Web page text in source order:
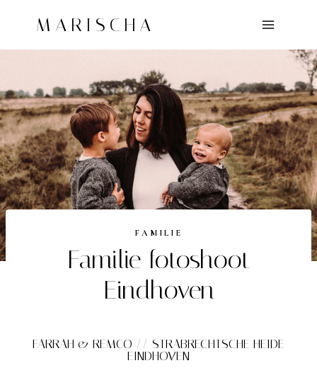
inhoud
MARISCHA
FAMILIE
Familie fotoshoot
Eindhoven
FARRAH & REMCO // STRABRECHTSCHE HEIDE
EINDHOVEN